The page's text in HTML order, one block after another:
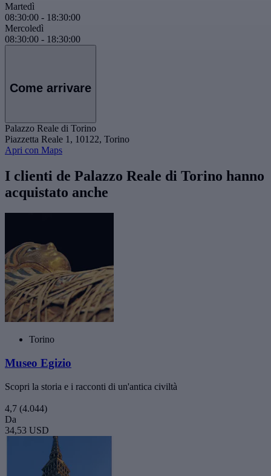
Martedì
08:30:00 - 18:30:00
Mercoledì
08:30:00 - 18:30:00
Come arrivare
Palazzo Reale di Torino
Piazzetta Reale 1, 10122, Torino
Apri con Maps
I clienti de Palazzo Reale di Torino hanno
acquistato anche
Torino
Museo Egizio
Scopri la storia e i racconti di un'antica civiltà
4,7 (4.044)
Da
34,53 USD